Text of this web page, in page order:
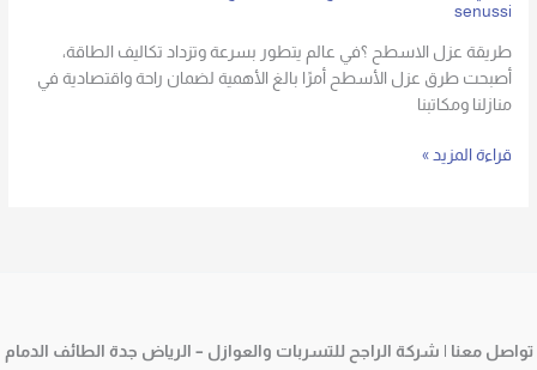
senussi
طريقة عزل الاسطح ؟في عالم يتطور بسرعة وتزداد تكاليف الطاقة،
أصبحت طرق عزل الأسطح أمرًا بالغ الأهمية لضمان راحة واقتصادية في
منازلنا ومكاتبنا
قراءة المزيد »
تواصل معنا | شركة الراجح للتسربات والعوازل – الرياض جدة الطائف الدمام